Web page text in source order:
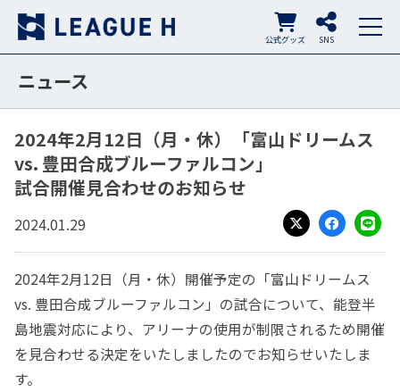
SNS
公式グッズ
ニュース
2024年2月12日（月・休）「富山ドリームス
vs. 豊田合成ブルーファルコン」
試合開催見合わせのお知らせ
2024.01.29
X
Facebook
LINE
2024年2月12日（月・休）開催予定の「富山ドリームス
vs. 豊田合成ブルーファルコン」の試合について、 能登半
島地震対応により、アリーナの使用が制限されるため開催
を見合わせる決定をいたしましたのでお知らせいたしま
す。